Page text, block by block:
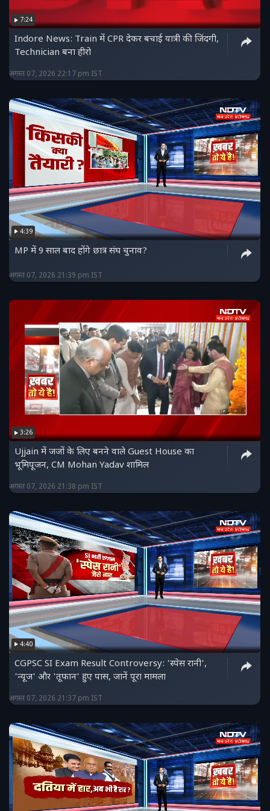
7:24
Indore News: Train में CPR देकर बचाई यात्री की जिंदगी,
Technician बना हीरो
अगस्त 07, 2026 22:17 pm IST
4:39
MP में 9 साल बाद होंगे छात्र संघ चुनाव?
अगस्त 07, 2026 21:39 pm IST
3:26
Ujjain में जजों के लिए बनने वाले Guest House का
भूमिपूजन, CM Mohan Yadav शामिल
अगस्त 07, 2026 21:38 pm IST
4:40
CGPSC SI Exam Result Controversy: 'स्पेस रानी',
'न्यूज' और 'तूफान' हुए पास, जानें पूरा मामला
अगस्त 07, 2026 21:37 pm IST